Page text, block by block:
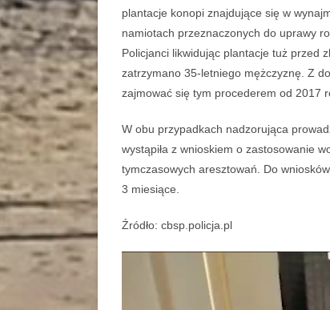
plantacje konopi znajdujące się w
namiotach przeznaczonych do uprawy
Policjanci likwidując plantacje tuż przed
zatrzymano 35-letniego mężczyznę. Z
zajmować się tym procederem od 2017
W obu przypadkach nadzorująca
wystąpiła z wnioskiem o zastosowanie
tymczasowych aresztowań. Do
3 miesiące.
Źródło: cbsp.policja.pl